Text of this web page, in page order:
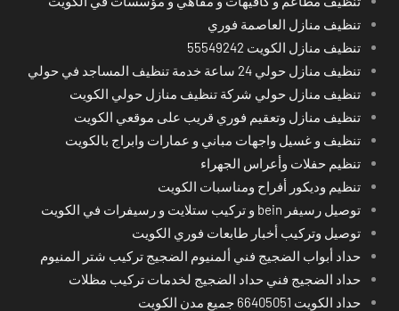
تنظيف منازل العاصمة فوري
تنظيف منازل الكويت 55549242
تنظيف منازل حولي 24 ساعة خدمة تنظيف المساجد في حولي
تنظيف منازل حولي شركة تنظيف منازل حولي الكويت
تنظيف منازل وتعقيم فوري قريب على موقعي الكويت
تنظيف و غسيل واجهات مباني و عمارات وابراج بالكويت
تنظيم حفلات وأعراس الجهراء
تنظيم وديكور أفراح ومناسبات الكويت
توصيل رسيفر bein و تركيب ستلايت و رسيفرات في الكويت
توصيل وتركيب أخبار طابعات فوري الكويت
حداد أبواب الضجيج فني ألمنيوم الضجيج تركيب شتر المنيوم
حداد الضجيج فني حداد الضجيج لخدمات تركيب مظلات
حداد الكويت 66405051 جميع مدن الكويت